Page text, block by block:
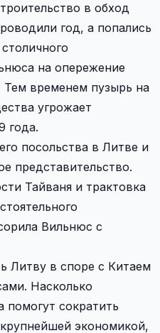
в обход
год, а попались
на опережение
Тем временем пузырь на
угрожает
года.
посольства в Литве и
представительство.
Тайваня и трактовка
Вильнюс с
в споре с Китаем
Насколько
помогут сократить
экономикой,